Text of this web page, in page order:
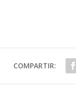
COMPARTIR: